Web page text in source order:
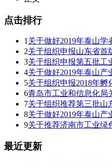
点击排行
1关于做好2019年泰山学
2关于组织申报山东省首
3关于组织申报第五批工
4关于做好2019年泰山产
5关于组织申报2018年孵
6青岛市工业和信息化局
7关于组织推荐第三批山
8关于做好2019年泰山产
9关于推荐济南市工业绿
最近更新